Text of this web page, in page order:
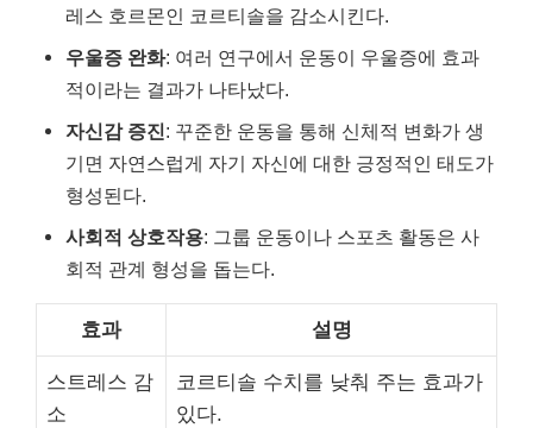
레스 호르몬인 코르티솔을 감소시킨다.
우울증 완화: 여러 연구에서 운동이 우울증에 효과
적이라는 결과가 나타났다.
자신감 증진: 꾸준한 운동을 통해 신체적 변화가 생
기면 자연스럽게 자기 자신에 대한 긍정적인 태도가
형성된다.
사회적 상호작용: 그룹 운동이나 스포츠 활동은 사
회적 관계 형성을 돕는다.
효과 설명
스트레스 감
소
코르티솔 수치를 낮춰 주는 효과가
있다.